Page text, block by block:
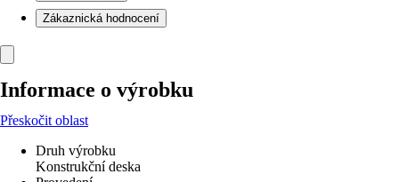
Zákaznická hodnocení
Informace o výrobku
Přeskočit oblast
Druh výrobku
Konstrukční deska